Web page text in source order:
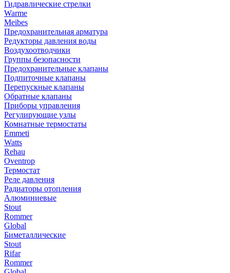
Гидравлические стрелки
Warme
Meibes
Предохранительная арматура
Редукторы давления воды
Воздухоотводчики
Группы безопасности
Предохранительные клапаны
Подпиточные клапаны
Перепускные клапаны
Обратные клапаны
Приборы управления
Регулирующие узлы
Комнатные термостаты
Emmeti
Watts
Rehau
Oventrop
Термостат
Реле давления
Радиаторы отопления
Алюминиевые
Stout
Rommer
Global
Биметаллические
Stout
Rifar
Rommer